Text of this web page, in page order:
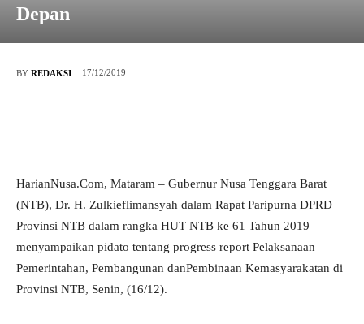
Depan
BY REDAKSI 17/12/2019
HarianNusa.Com, Mataram – Gubernur Nusa Tenggara Barat
(NTB), Dr. H. Zulkieflimansyah dalam Rapat Paripurna DPRD
Provinsi NTB dalam rangka HUT NTB ke 61 Tahun 2019
menyampaikan pidato tentang progress report Pelaksanaan
Pemerintahan, Pembangunan danPembinaan Kemasyarakatan di
Provinsi NTB, Senin, (16/12).